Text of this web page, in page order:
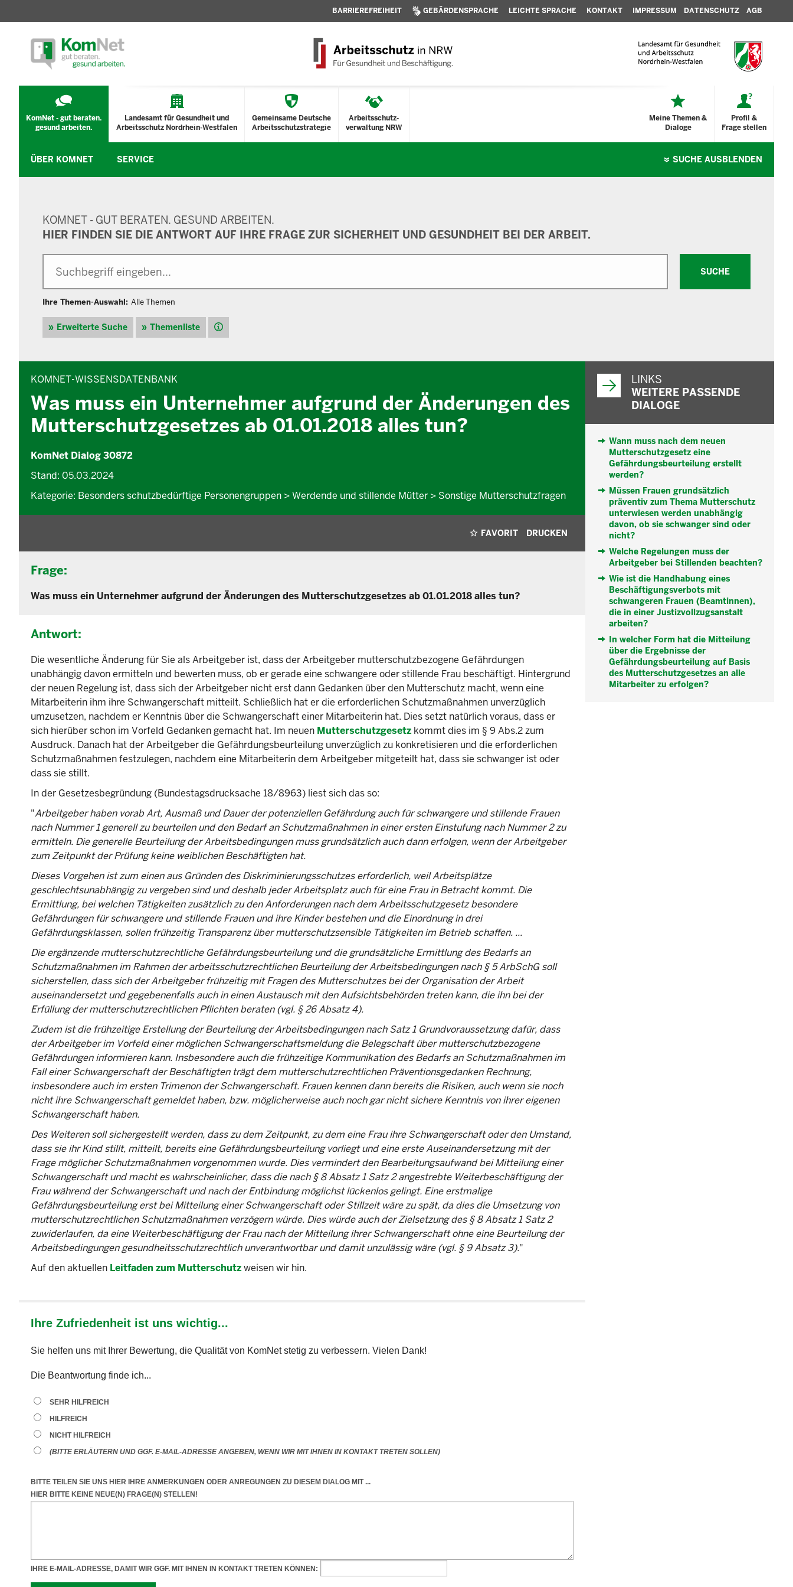
BARRIEREFREIHEIT GEBÄRDENSPRACHE LEICHTE SPRACHE KONTAKT IMPRESSUM DATENSCHUTZ AGB
KomNet - gut beraten.
gesund arbeiten.
Landesamt für Gesundheit und
Arbeitsschutz Nordrhein-Westfalen
Gemeinsame Deutsche
Arbeitsschutzstrategie
Arbeitsschutz-
verwaltung NRW
Profil &
Frage stellen
Meine Themen &
Dialoge
ÜBER KOMNET SERVICE SUCHE AUSBLENDEN
KOMNET - GUT BERATEN. GESUND ARBEITEN.
HIER FINDEN SIE DIE ANTWORT AUF IHRE FRAGE ZUR SICHERHEIT UND GESUNDHEIT BEI DER ARBEIT.
SUCHE
Ihre Themen-Auswahl: Alle Themen
Erweiterte Suche Themenliste Hilfe
KOMNET-WISSENSDATENBANK
Was muss ein Unternehmer aufgrund der Änderungen des
Mutterschutzgesetzes ab 01.01.2018 alles tun?
KomNet Dialog 30872
Stand: 05.03.2024
Kategorie: Besonders schutzbedürftige Personengruppen > Werdende und stillende Mütter > Sonstige Mutterschutzfragen
FAVORIT DRUCKEN
Frage:
Was muss ein Unternehmer aufgrund der Änderungen des Mutterschutzgesetzes ab 01.01.2018 alles tun?
Antwort:
Die wesentliche Änderung für Sie als Arbeitgeber ist, dass der Arbeitgeber mutterschutzbezogene Gefährdungen
unabhängig davon ermitteln und bewerten muss, ob er gerade eine schwangere oder stillende Frau beschäftigt. Hintergrund
der neuen Regelung ist, dass sich der Arbeitgeber nicht erst dann Gedanken über den Mutterschutz macht, wenn eine
Mitarbeiterin ihm ihre Schwangerschaft mitteilt. Schließlich hat er die erforderlichen Schutzmaßnahmen unverzüglich
umzusetzen, nachdem er Kenntnis über die Schwangerschaft einer Mitarbeiterin hat. Dies setzt natürlich voraus, dass er
sich hierüber schon im Vorfeld Gedanken gemacht hat. Im neuen Mutterschutzgesetzkommt dies im § 9 Abs.2 zum
Ausdruck. Danach hat der Arbeitgeber die Gefährdungsbeurteilung unverzüglich zu konkretisieren und die erforderlichen
Schutzmaßnahmen festzulegen, nachdem eine Mitarbeiterin dem Arbeitgeber mitgeteilt hat, dass sie schwanger ist oder
dass sie stillt.
In der Gesetzesbegründung (Bundestagsdrucksache 18/8963) liest sich das so:
"Arbeitgeber haben vorab Art, Ausmaß und Dauer der potenziellen Gefährdung auch für schwangere und stillende Frauen
nach Nummer 1 generell zu beurteilen und den Bedarf an Schutzmaßnahmen in einer ersten Einstufung nach Nummer 2 zu
ermitteln. Die generelle Beurteilung der Arbeitsbedingungen muss grundsätzlich auch dann erfolgen, wenn der Arbeitgeber
zum Zeitpunkt der Prüfung keine weiblichen Beschäftigten hat.
Dieses Vorgehen ist zum einen aus Gründen des Diskriminierungsschutzes erforderlich, weil Arbeitsplätze
geschlechtsunabhängig zu vergeben sind und deshalb jeder Arbeitsplatz auch für eine Frau in Betracht kommt. Die
Ermittlung, bei welchen Tätigkeiten zusätzlich zu den Anforderungen nach dem Arbeitsschutzgesetz besondere
Gefährdungen für schwangere und stillende Frauen und ihre Kinder bestehen und die Einordnung in drei
Gefährdungsklassen, sollen frühzeitig Transparenz über mutterschutzsensible Tätigkeiten im Betrieb schaffen. ...
Die ergänzende mutterschutzrechtliche Gefährdungsbeurteilung und die grundsätzliche Ermittlung des Bedarfs an
Schutzmaßnahmen im Rahmen der arbeitsschutzrechtlichen Beurteilung der Arbeitsbedingungen nach § 5 ArbSchG soll
sicherstellen, dass sich der Arbeitgeber frühzeitig mit Fragen des Mutterschutzes bei der Organisation der Arbeit
auseinandersetzt und gegebenenfalls auch in einen Austausch mit den Aufsichtsbehörden treten kann, die ihn bei der
Erfüllung der mutterschutzrechtlichen Pflichten beraten (vgl. § 26 Absatz 4).
Zudem ist die frühzeitige Erstellung der Beurteilung der Arbeitsbedingungen nach Satz 1 Grundvoraussetzung dafür, dass
der Arbeitgeber im Vorfeld einer möglichen Schwangerschaftsmeldung die Belegschaft über mutterschutzbezogene
Gefährdungen informieren kann. Insbesondere auch die frühzeitige Kommunikation des Bedarfs an Schutzmaßnahmen im
Fall einer Schwangerschaft der Beschäftigten trägt dem mutterschutzrechtlichen Präventionsgedanken Rechnung,
insbesondere auch im ersten Trimenon der Schwangerschaft. Frauen kennen dann bereits die Risiken, auch wenn sie noch
nicht ihre Schwangerschaft gemeldet haben, bzw. möglicherweise auch noch gar nicht sichere Kenntnis von ihrer eigenen
Schwangerschaft haben.
Des Weiteren soll sichergestellt werden, dass zu dem Zeitpunkt, zu dem eine Frau ihre Schwangerschaft oder den Umstand,
dass sie ihr Kind stillt, mitteilt, bereits eine Gefährdungsbeurteilung vorliegt und eine erste Auseinandersetzung mit der
Frage möglicher Schutzmaßnahmen vorgenommen wurde. Dies vermindert den Bearbeitungsaufwand bei Mitteilung einer
Schwangerschaft und macht es wahrscheinlicher, dass die nach § 8 Absatz 1 Satz 2 angestrebte Weiterbeschäftigung der
Frau während der Schwangerschaft und nach der Entbindung möglichst lückenlos gelingt. Eine erstmalige
Gefährdungsbeurteilung erst bei Mitteilung einer Schwangerschaft oder Stillzeit wäre zu spät, da dies die Umsetzung von
mutterschutzrechtlichen Schutzmaßnahmen verzögern würde. Dies würde auch der Zielsetzung des § 8 Absatz 1 Satz 2
zuwiderlaufen, da eine Weiterbeschäftigung der Frau nach der Mitteilung ihrer Schwangerschaft ohne eine Beurteilung der
Arbeitsbedingungen gesundheitsschutzrechtlich unverantwortbar und damit unzulässig wäre (vgl. § 9 Absatz 3)."
Auf den aktuellen Leitfaden zum Mutterschutzweisen wir hin.
LINKS
WEITERE PASSENDE
DIALOGE
Wann muss nach dem neuen
Mutterschutzgesetz eine
Gefährdungsbeurteilung erstellt
werden?
Müssen Frauen grundsätzlich
präventiv zum Thema Mutterschutz
unterwiesen werden unabhängig
davon, ob sie schwanger sind oder
nicht?
Welche Regelungen muss der
Arbeitgeber bei Stillenden beachten?
Wie ist die Handhabung eines
Beschäftigungsverbots mit
schwangeren Frauen (Beamtinnen),
die in einer Justizvollzugsanstalt
arbeiten?
In welcher Form hat die Mitteilung
über die Ergebnisse der
Gefährdungsbeurteilung auf Basis
des Mutterschutzgesetzes an alle
Mitarbeiter zu erfolgen?